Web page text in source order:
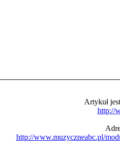
Artykuł
http://
http://www.muzyczneabc.pl/